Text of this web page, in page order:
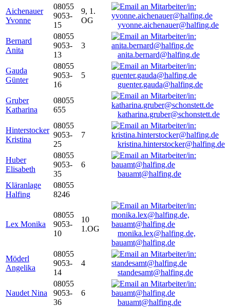
Aichenauer
Yvonne
08055
9053-
15
9, 1.
OG
yvonne.aichenauer@halfing.de
Bernard
Anita
08055
9053-
13
3
anita.bernard@halfing.de
Gauda
Günter
08055
9053-
16
5
guenter.gauda@halfing.de
Gruber
Katharina
08055
655
katharina.gruber@schonstett.de
Hinterstocker
Kristina
08055
9053-
25
7
kristina.hinterstocker@halfing.de
Huber
Elisabeth
08055
9053-
35
6
bauamt@halfing.de
Kläranlage
Halfing
08055
8246
Lex Monika
08055
9053-
10
10
1.OG
monika.lex@halfing.de,
bauamt@halfing.de
Möderl
Angelika
08055
9053-
14
4
standesamt@halfing.de
Naudet Nina
08055
9053-
36
6
bauamt@halfing.de